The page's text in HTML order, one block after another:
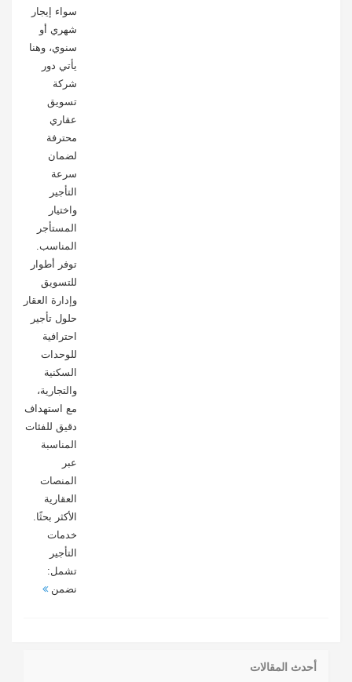
سواء إيجار
شهري أو
سنوي، وهنا
يأتي دور
شركة
تسويق
عقاري
محترفة
لضمان
سرعة
التأجير
واختيار
المستأجر
المناسب.
توفر أطوار
للتسويق
وإدارة العقار
حلول تأجير
احترافية
للوحدات
السكنية
والتجارية،
مع استهداف
دقيق للفئات
المناسبة
عبر
المنصات
العقارية
الأكثر بحثًا.
خدمات
التأجير
تشمل:
نضمن
أحدث المقالات